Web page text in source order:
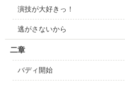
演技が大好きっ！
逃がさないから
二章
バディ開始